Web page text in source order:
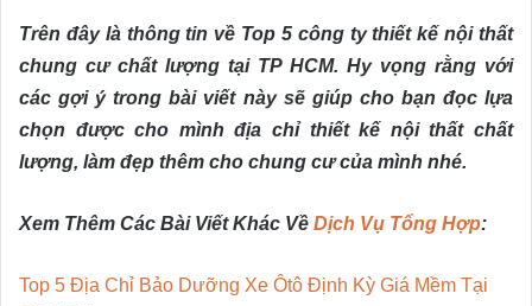
Trên đây là thông tin về Top 5 công ty thiết kế nội thất
chung cư chất lượng tại TP HCM. Hy vọng rằng với
các gợi ý trong bài viết này sẽ giúp cho bạn đọc lựa
chọn được cho mình địa chỉ thiết kế nội thất chất
lượng, làm đẹp thêm cho chung cư của mình nhé.
Xem Thêm Các Bài Viết Khác Về Dịch Vụ Tổng Hợp:
Top 5 Địa Chỉ Bảo Dưỡng Xe Ôtô Định Kỳ Giá Mềm Tại